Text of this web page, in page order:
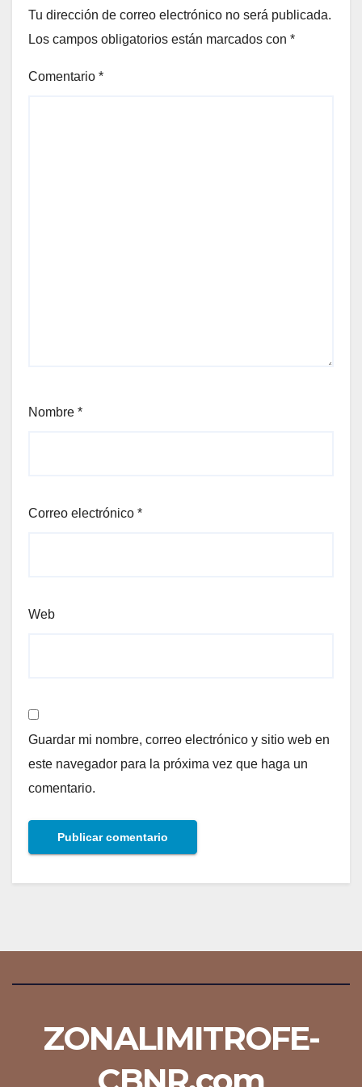
Tu dirección de correo electrónico no será publicada.
Los campos obligatorios están marcados con *
Comentario *
Nombre *
Correo electrónico *
Web
Guardar mi nombre, correo electrónico y sitio web en
este navegador para la próxima vez que haga un
comentario.
ZONALIMITROFE-